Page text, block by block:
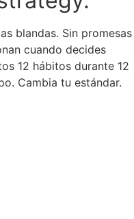
blandas. Sin promesas
cuando decides
12 hábitos durante 12
Cambia tu estándar.